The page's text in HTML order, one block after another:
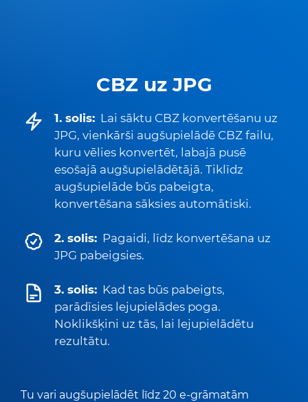
CBZ uz JPG
1. solis: Lai sāktu CBZ konvertēšanu uz
JPG, vienkārši augšupielādē CBZ failu,
kuru vēlies konvertēt, labajā pusē
esošajā augšupielādētājā. Tiklīdz
augšupielāde būs pabeigta,
konvertēšana sāksies automātiski.
2. solis: Pagaidi, līdz konvertēšana uz
JPG pabeigsies.
3. solis: Kad tas būs pabeigts,
parādīsies lejupielādes poga.
Noklikšķini uz tās, lai lejupielādētu
rezultātu.
Tu vari augšupielādēt līdz 20 e-grāmatām